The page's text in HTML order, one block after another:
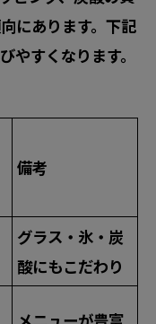
にあります。下記
やすくなります。
備考
グラス・氷・炭
酸にもこだわり